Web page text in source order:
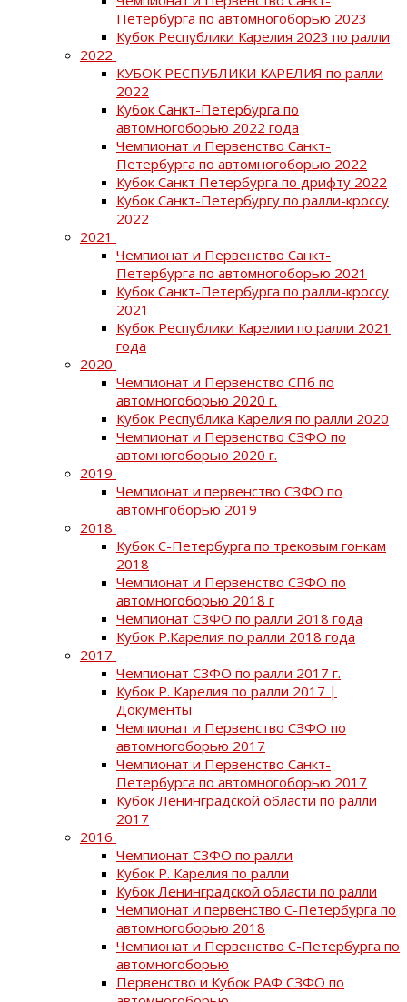
Петербурга по автомногоборью 2023
Кубок Республики Карелия 2023 по ралли
2022
КУБОК РЕСПУБЛИКИ КАРЕЛИЯ по ралли
2022
Кубок Санкт-Петербурга по
автомногоборью 2022 года
Чемпионат и Первенство Санкт-
Петербурга по автомногоборью 2022
Кубок Санкт Петербурга по дрифту 2022
Кубок Санкт-Петербургу по ралли-кроссу
2022
2021
Чемпионат и Первенство Санкт-
Петербурга по автомногоборью 2021
Кубок Санкт-Петербурга по ралли-кроссу
2021
Кубок Республики Карелии по ралли 2021
года
2020
Чемпионат и Первенство СПб по
автомногоборью 2020 г.
Кубок Республика Карелия по ралли 2020
Чемпионат и Первенство СЗФО по
автомногоборью 2020 г.
2019
Чемпионат и первенство СЗФО по
автомнгоборью 2019
2018
Кубок С-Петербурга по трековым гонкам
2018
Чемпионат и Первенство СЗФО по
автомногоборью 2018 г
Чемпионат СЗФО по ралли 2018 года
Кубок Р.Карелия по ралли 2018 года
2017
Чемпионат СЗФО по ралли 2017 г.
Кубок Р. Карелия по ралли 2017 |
Документы
Чемпионат и Первенство СЗФО по
автомногоборью 2017
Чемпионат и Первенство Санкт-
Петербурга по автомногоборью 2017
Кубок Ленинградской области по ралли
2017
2016
Чемпионат СЗФО по ралли
Кубок Р. Карелия по ралли
Кубок Ленинградской области по ралли
Чемпионат и первенство С-Петербурга по
автомногоборью 2018
Чемпионат и Первенство С-Петербурга по
автомногоборью
Первенство и Кубок РАФ СЗФО по